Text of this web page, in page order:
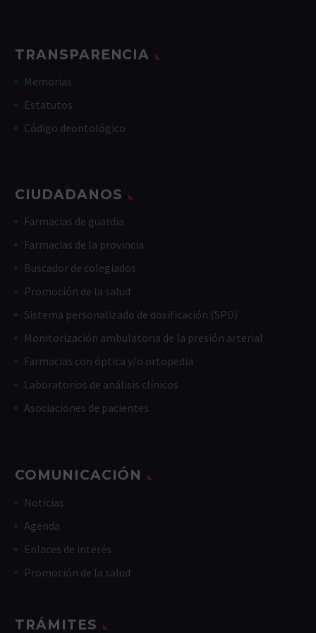
TRANSPARENCIA
Memorias
Estatutos
Código deontológico
CIUDADANOS
Farmacias de guardia
Farmacias de la provincia
Buscador de colegiados
Promoción de la salud
Sistema personalizado de dosificación (SPD)
Monitorización ambulatoria de la presión arterial
Farmacias con óptica y/o ortopedia
Laboratorios de análisis clínicos
Asociaciones de pacientes
COMUNICACIÓN
Noticias
Agenda
Enlaces de interés
Promoción de la salud
TRÁMITES